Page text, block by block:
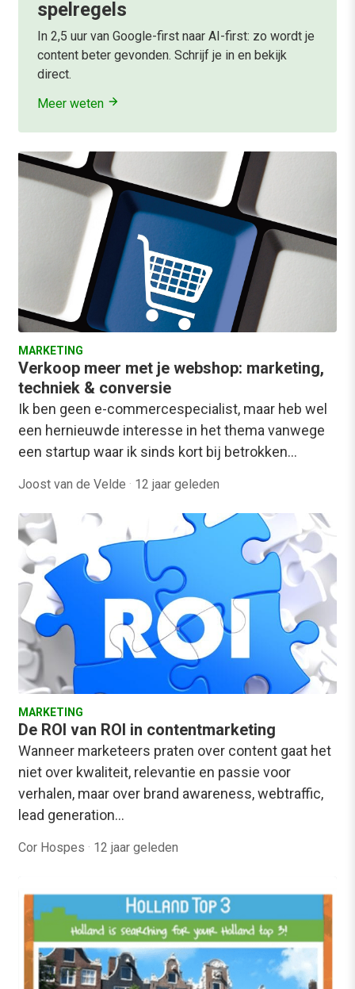
spelregels
In 2,5 uur van Google-first naar AI-first: zo wordt je
content beter gevonden. Schrijf je in en bekijk
direct.
Meer weten
MARKETING
Verkoop meer met je webshop: marketing,
techniek & conversie
Ik ben geen e-commercespecialist, maar heb wel
een hernieuwde interesse in het thema vanwege
een startup waar ik sinds kort bij betrokken…
Joost van de Velde · 12 jaar geleden
MARKETING
De ROI van ROI in contentmarketing
Wanneer marketeers praten over content gaat het
niet over kwaliteit, relevantie en passie voor
verhalen, maar over brand awareness, webtraffic,
lead generation…
Cor Hospes · 12 jaar geleden